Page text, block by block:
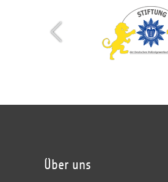
Über uns